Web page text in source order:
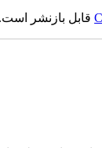
قابل بازنشر است.